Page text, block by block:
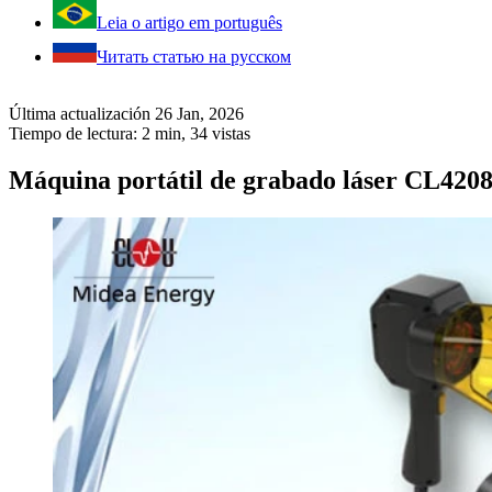
Leia o artigo em português
Читать статью на русском
Última actualización 26 Jan, 2026
Tiempo de lectura: 2 min, 34 vistas
Máquina portátil de grabado láser CL4208